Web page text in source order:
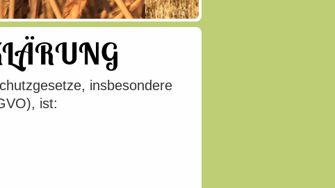
insbesondere
ist: